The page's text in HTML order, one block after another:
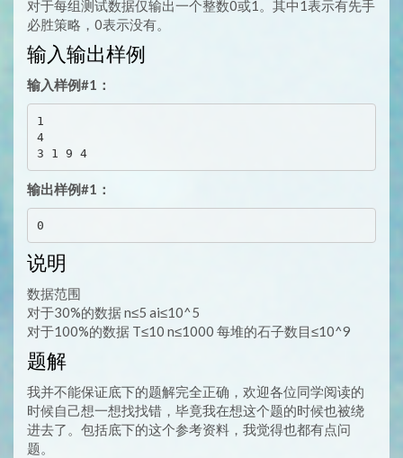
对于每组测试数据仅输出一个整数0或1。其中1表示有先手
必胜策略，0表示没有。
输入输出样例
输入样例#1：
1
4
3 1 9 4
输出样例#1：
说明
数据范围
对于30%的数据 n≤5 ai≤10^5
对于100%的数据 T≤10 n≤1000 每堆的石子数目≤10^9
题解
我并不能保证底下的题解完全正确，欢迎各位同学阅读的
时候自己想一想找找错，毕竟我在想这个题的时候也被绕
进去了。包括底下的这个参考资料，我觉得也都有点问
题。